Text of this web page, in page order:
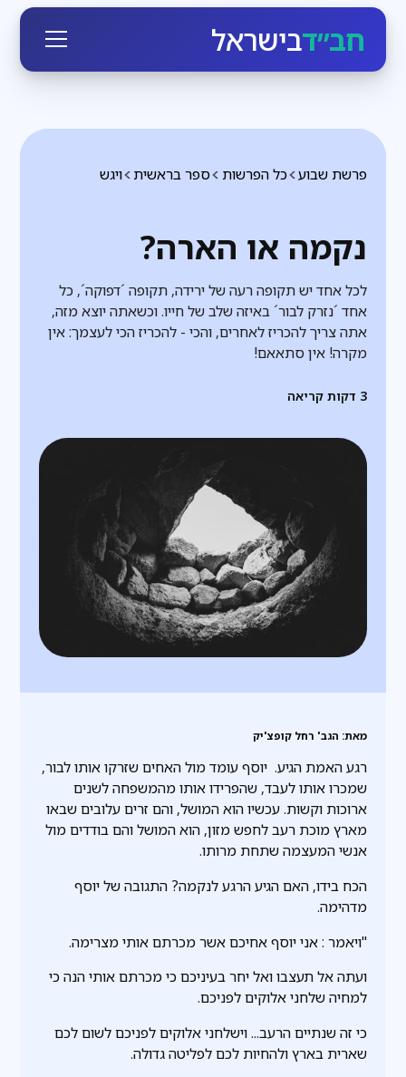
חב״דבישראל
ויגש ספר בראשית כל הפרשות פרשת שבוע
נקמה או הארה?
לכל אחד יש תקופה רעה של ירידה, תקופה ´דפוקה´, כל
אחד ´נזרק לבור´ באיזה שלב של חייו. וכשאתה יוצא מזה,
אתה צריך להכריז לאחרים, והכי - להכריז הכי לעצמך: אין
מקרה! אין סתאאם!
3 דקות קריאה
‍מאת: הגב' רחל קופצ'יק
רגע האמת הגיע. יוסף עומד מול האחים שזרקו אותו לבור,
שמכרו אותו לעבד, שהפרידו אותו מהמשפחה לשנים
ארוכות וקשות. עכשיו הוא המושל, והם זרים עלובים שבאו
מארץ מוכת רעב לחפש מזון, הוא המושל והם בודדים מול
אנשי המעצמה שתחת מרותו.
הכח בידו, האם הגיע הרגע לנקמה? התגובה של יוסף
מדהימה.
"ויאמר : אני יוסף אחיכם אשר מכרתם אותי מצרימה.
ועתה אל תעצבו ואל יחר בעיניכם כי מכרתם אותי הנה כי
למחיה שלחני אלוקים לפניכם.
כי זה שנתיים הרעב... וישלחני אלוקים לפניכם לשום לכם
שארית בארץ ולהחיות לכם לפליטה גדולה.